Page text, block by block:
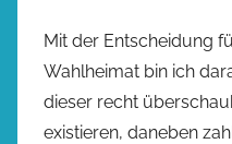
Mit der Entscheidung
Wahlheimat bin ich
dieser recht
existieren, daneben